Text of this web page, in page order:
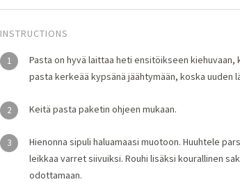
INSTRUCTIONS
1
Pasta on hyvä laittaa heti ensitöikseen
pasta kerkeää kypsänä jäähtymään, koska
2 Keitä pasta paketin ohjeen mukaan.
3
Hienonna sipuli haluamaasi muotoon. Huuhtele
leikkaa varret siivuiksi. Rouhi lisäksi kourallinen
odottamaan.